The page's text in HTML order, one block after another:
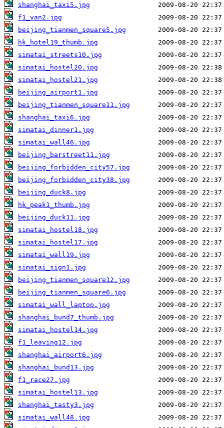
shanghai_taxi5.jpg
f1_van2.jpg
beijing_tianmen_square5.jpg
hk_hotel19_thumb.jpg
simatai_streets10.jpg
simatai_hostel20.jpg
simatai_hostel21.jpg
beijing_airport1.jpg
beijing_tianmen_square11.jpg
shanghai_taxi6.jpg
simatai_dinner1.jpg
simatai_wall46.jpg
beijing_barstreet11.jpg
beijing_forbidden_city57.jpg
beijing_forbidden_city38.jpg
beijing_duck8.jpg
hk_peak1_thumb.jpg
beijing_duck11.jpg
simatai_hostel18.jpg
simatai_hostel17.jpg
simatai_wall19.jpg
simatai_sign1.jpg
beijing_tianmen_square12.jpg
beijing_tianmen_square6.jpg
simatai_wall_laptop.jpg
shanghai_bund7_thumb.jpg
simatai_hostel14.jpg
f1_leaving12.jpg
shanghai_airport6.jpg
shanghai_bund13.jpg
f1_race27.jpg
simatai_hostel13.jpg
shanghai_tasty3.jpg
simatai_wall48.jpg